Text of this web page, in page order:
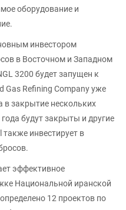
оборудование и
инвестором
в Восточном и Западном
3200 будет запущен к
Gas Refining Company уже
в закрытие нескольких
будут закрыты и другие
инвестирует в
эффективное
Национальной иранской
12 проектов по